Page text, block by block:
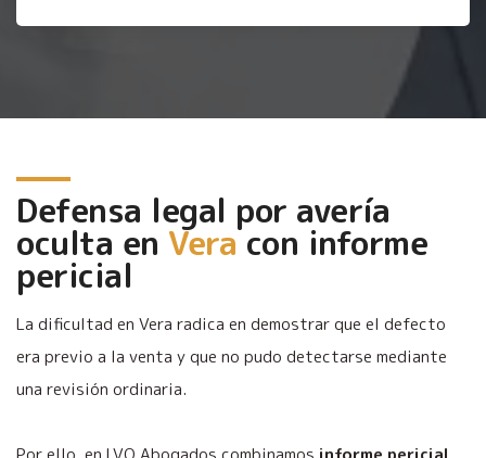
Defensa legal por avería
oculta en Veracon informe
pericial
La dificultad en Vera radica en demostrar que el defecto
era previo a la venta y que no pudo detectarse mediante
una revisión ordinaria.